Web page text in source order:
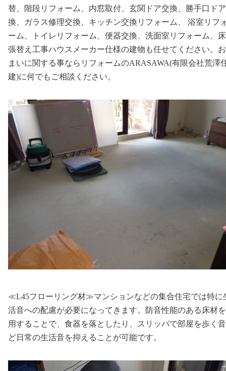
替、階段リフォーム、内窓取付、玄関ドア交換、勝手口ド
換、ガラス修理交換、キッチン交換リフォーム、 浴室リフ
ーム、トイレリフォーム、便器交換、洗面室リフォーム、
張替え工事ハウスメーカー仕様の建物も任せてください。
まいに関する事ならリフォームのARASAWA(有限会社荒澤
建)に何でもご相談ください。
≪L45フローリング材≫マンションなどの集合住宅では特に
活音への配慮が必要になってきます。防音性能のある床材
用することで、食器を落としたり、スリッパで部屋を歩く
ど日常の生活音を抑えることが可能です。